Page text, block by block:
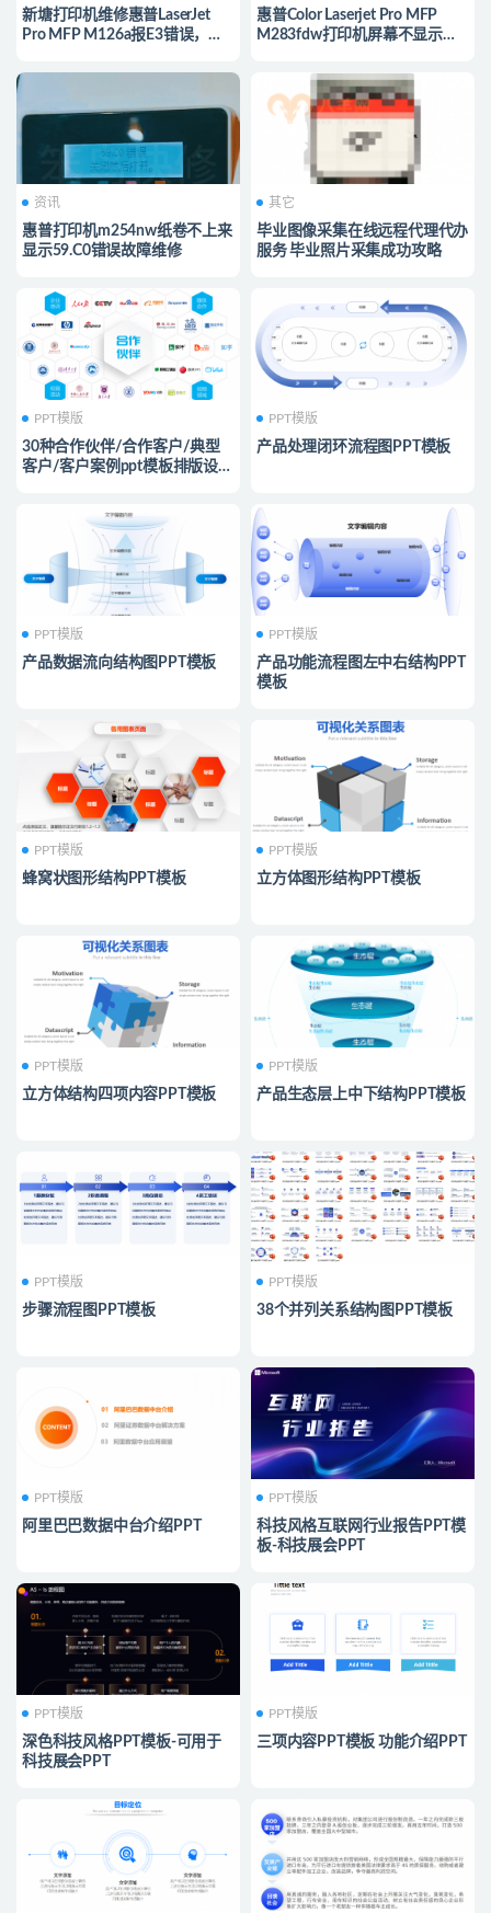
新塘打印机维修惠普LaserJet
Pro MFP M126a报E3错误，终
惠普Color Laserjet Pro MFP
M283fdw打印机屏幕不显示怎
资讯
惠普打印机m254nw纸卷不上来
显示59.C0错误故障维修
其它
毕业图像采集在线远程代理代办
服务 毕业照片采集成功攻略
PPT模版
30种合作伙伴/合作客户/典型
客户/客户案例ppt模板排版设计
PPT模版
产品处理闭环流程图PPT模板
PPT模版
产品数据流向结构图PPT模板
PPT模版
产品功能流程图左中右结构PPT
模板
PPT模版
蜂窝状图形结构PPT模板
PPT模版
立方体图形结构PPT模板
PPT模版
立方体结构四项内容PPT模板
PPT模版
产品生态层上中下结构PPT模板
PPT模版
步骤流程图PPT模板
PPT模版
38个并列关系结构图PPT模板
PPT模版
阿里巴巴数据中台介绍PPT
PPT模版
科技风格互联网行业报告PPT模
板-科技展会PPT
PPT模版
深色科技风格PPT模板-可用于
科技展会PPT
PPT模版
三项内容PPT模板 功能介绍PPT